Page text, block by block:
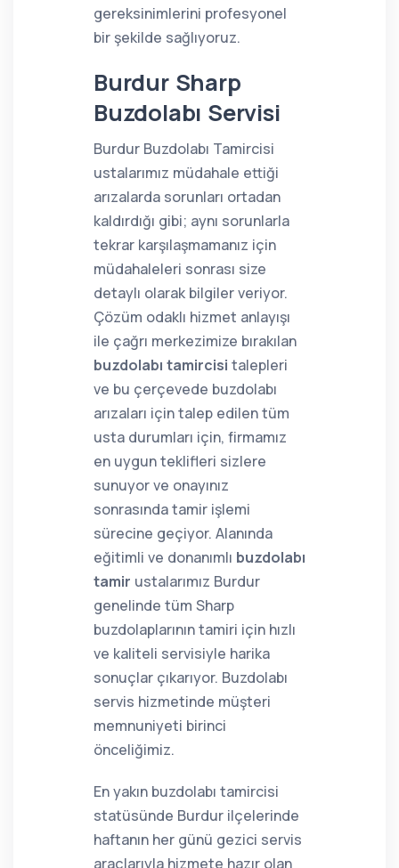
gereksinimlerini profesyonel
bir şekilde sağlıyoruz.
Burdur Sharp
Buzdolabı Servisi
Burdur Buzdolabı Tamircisi
ustalarımız müdahale ettiği
arızalarda sorunları ortadan
kaldırdığı gibi; aynı sorunlarla
tekrar karşılaşmamanız için
müdahaleleri sonrası size
detaylı olarak bilgiler veriyor.
Çözüm odaklı hizmet anlayışı
ile çağrı merkezimize bırakılan
buzdolabı tamircisi talepleri
ve bu çerçevede buzdolabı
arızaları için talep edilen tüm
usta durumları için, firmamız
en uygun teklifleri sizlere
sunuyor ve onayınız
sonrasında tamir işlemi
sürecine geçiyor. Alanında
eğitimli ve donanımlı buzdolabı
tamir ustalarımız Burdur
genelinde tüm Sharp
buzdolaplarının tamiri için hızlı
ve kaliteli servisiyle harika
sonuçlar çıkarıyor. Buzdolabı
servis hizmetinde müşteri
memnuniyeti birinci
önceliğimiz.
En yakın buzdolabı tamircisi
statüsünde Burdur ilçelerinde
haftanın her günü gezici servis
araçlarıyla hizmete hazır olan